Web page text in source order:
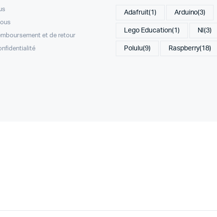
et de retour
Adafruit(1) Arduino(3)
Lego Education(1) NI(3)
Polulu(9) Raspberry(18)